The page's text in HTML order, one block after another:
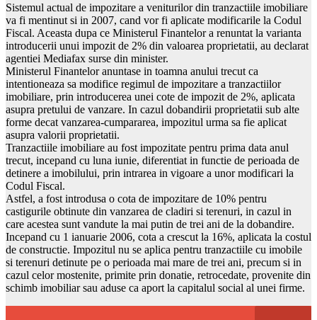
Sistemul actual de impozitare a veniturilor din tranzactiile imobiliare
va fi mentinut si in 2007, cand vor fi aplicate modificarile la Codul
Fiscal. Aceasta dupa ce Ministerul Finantelor a renuntat la varianta
introducerii unui impozit de 2% din valoarea proprietatii, au declarat
agentiei Mediafax surse din minister.
Ministerul Finantelor anuntase in toamna anului trecut ca
intentioneaza sa modifice regimul de impozitare a tranzactiilor
imobiliare, prin introducerea unei cote de impozit de 2%, aplicata
asupra pretului de vanzare. In cazul dobandirii proprietatii sub alte
forme decat vanzarea-cumpararea, impozitul urma sa fie aplicat
asupra valorii proprietatii.
Tranzactiile imobiliare au fost impozitate pentru prima data anul
trecut, incepand cu luna iunie, diferentiat in functie de perioada de
detinere a imobilului, prin intrarea in vigoare a unor modificari la
Codul Fiscal.
Astfel, a fost introdusa o cota de impozitare de 10% pentru
castigurile obtinute din vanzarea de cladiri si terenuri, in cazul in
care acestea sunt vandute la mai putin de trei ani de la dobandire.
Incepand cu 1 ianuarie 2006, cota a crescut la 16%, aplicata la costul
de constructie. Impozitul nu se aplica pentru tranzactiile cu imobile
si terenuri detinute pe o perioada mai mare de trei ani, precum si in
cazul celor mostenite, primite prin donatie, retrocedate, provenite din
schimb imobiliar sau aduse ca aport la capitalul social al unei firme.